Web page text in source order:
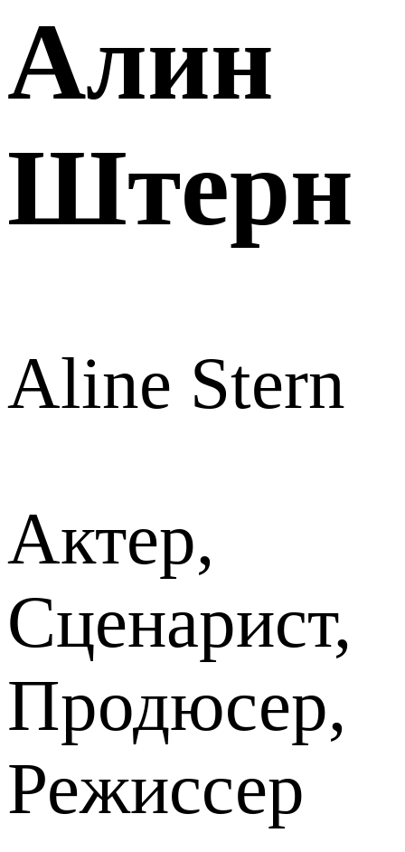
Алин
Штерн
Aline Stern
Актер,
Сценарист,
Продюсер,
Режиссер